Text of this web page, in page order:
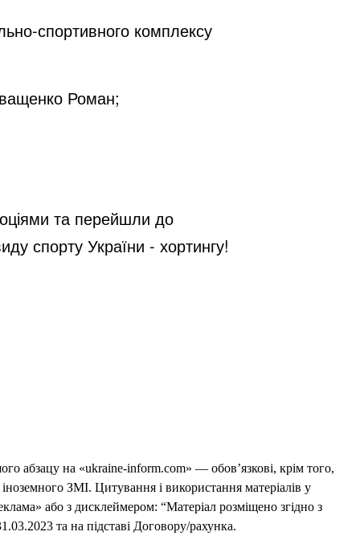
спортивного комплексу
Роман;
та перейшли до
спорту України - хортингу!
абзацу на «ukraine-inform.com» — обов’язкові, крім того,
ЗМІ. Цитування і використання матеріалів у
або з дисклеймером: “Матеріал розміщено згідно з
та на підставі Договору/рахунка.